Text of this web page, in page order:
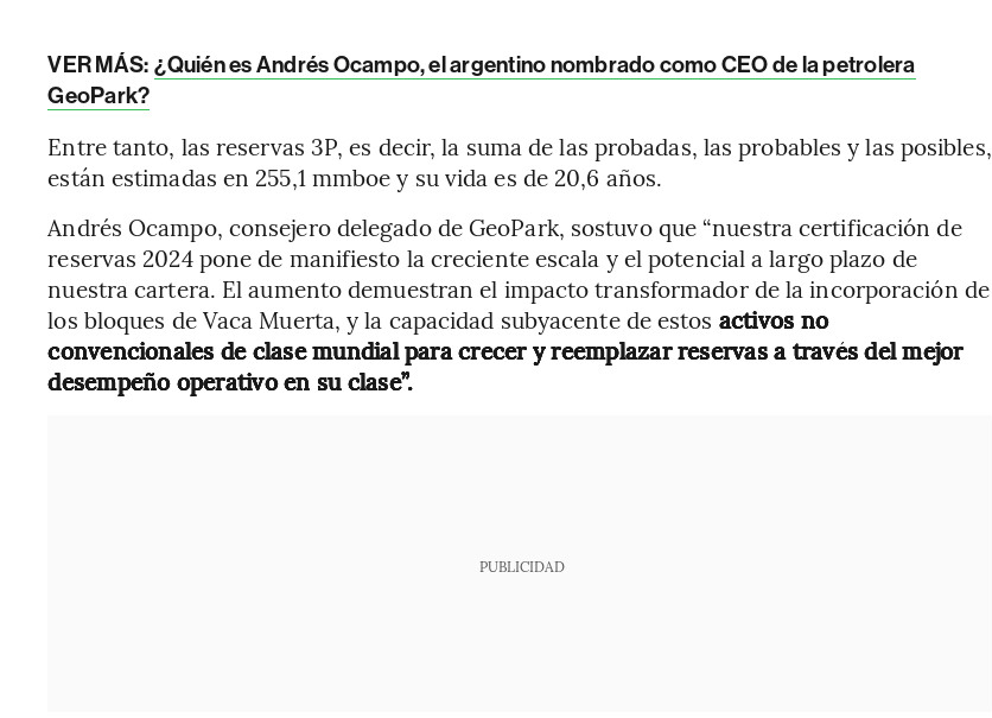
VER MÁS: ¿Quién es Andrés Ocampo, el argentino nombrado como CEO de la petrolera
GeoPark?
Entre tanto, las reservas 3P, es decir, la suma de las probadas, las probables y las posibles,
están estimadas en 255,1 mmboe y su vida es de 20,6 años.
Andrés Ocampo, consejero delegado de GeoPark, sostuvo que “nuestra certificación de
reservas 2024 pone de manifiesto la creciente escala y el potencial a largo plazo de
nuestra cartera. El aumento demuestran el impacto transformador de la incorporación de
los bloques de Vaca Muerta, y la capacidad subyacente de estos activos no
convencionales de clase mundial para crecer y reemplazar reservas a través del mejor
desempeño operativo en su clase”.
PUBLICIDAD